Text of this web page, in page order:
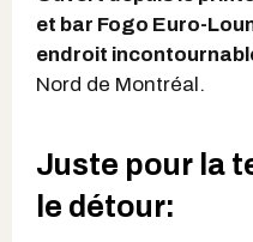
et bar Fogo Euro-
endroit
Nord de Montréal.
Juste pour la
le détour: